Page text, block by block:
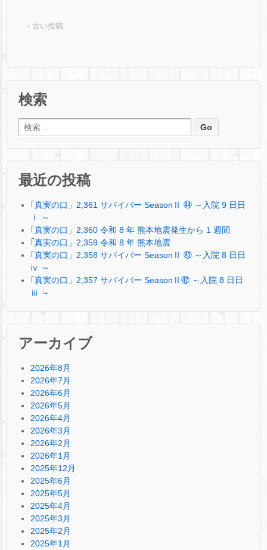
‹ 古い投稿
検索
検索:
最近の投稿
｢真実の口」2,361 サバイバー SeasonⅡ ㊹ ～入院 9 日日
ⅰ ～
｢真実の口」2,360 令和 8 年 熊本地震発生から 1 週間
｢真実の口」2,359 令和 8 年 熊本地震
｢真実の口」2,358 サバイバー SeasonⅡ ㊸ ～入院 8 日日
ⅳ ～
｢真実の口」2,357 サバイバー SeasonⅡ㊷ ～入院 8 日日
ⅲ ～
アーカイブ
2026年8月
2026年7月
2026年6月
2026年5月
2026年4月
2026年3月
2026年2月
2026年1月
2025年12月
2025年6月
2025年5月
2025年4月
2025年3月
2025年2月
2025年1月